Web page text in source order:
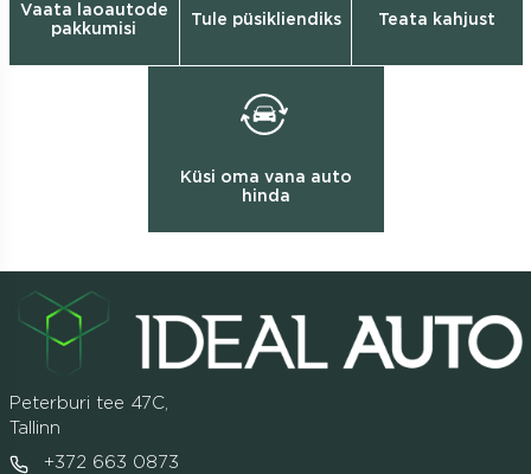
Vaata laoautode
pakkumisi
Tule püsikliendiks Teata kahjust
Küsi oma vana auto
hinda
Peterburi tee 47C,
Tallinn
+372 663 0873